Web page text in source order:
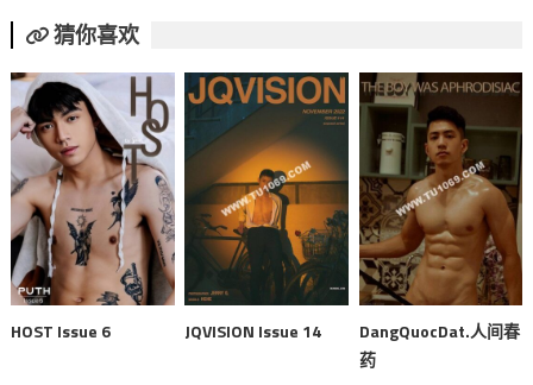
猜你喜欢
HOST Issue 6 JQVISION Issue 14
DangQuocDat.人间春
药